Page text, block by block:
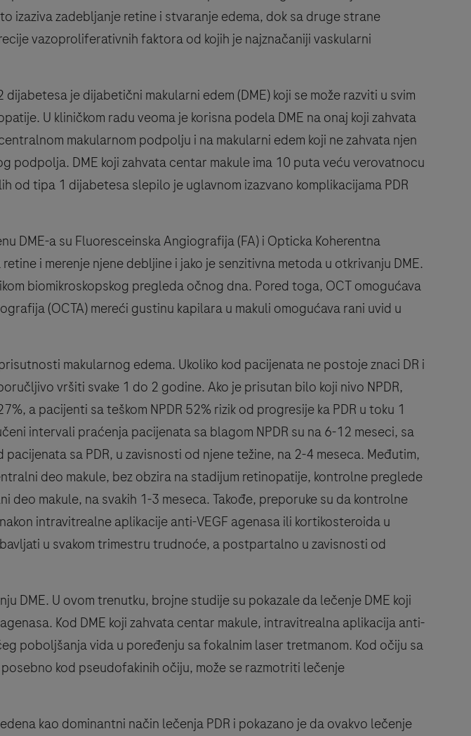
zadebljanje retine i stvaranje edema, dok sa druge strane
vazoproliferativnih faktora od kojih je najznačaniji vaskularni
je dijabetični makularni edem (DME) koji se može razviti u svim
U kliničkom radu veoma je korisna podela DME na onaj koji zahvata
makularnom podpolju i na makularni edem koji ne zahvata njen
DME koji zahvata centar makule ima 10 puta veću verovatnocu
od tipa 1 dijabetesa slepilo je uglavnom izazvano komplikacijama PDR
DME-a su Fluoresceinska Angiografija (FA) i Opticka Koherentna
i merenje njene debljine i jako je senzitivna metoda u otkrivanju DME.
biomikroskopskog pregleda očnog dna. Pored toga, OCT omogućava
(OCTA) mereći gustinu kapilara u makuli omogućava rani uvid u
makularnog edema. Ukoliko kod pacijenata ne postoje znaci DR i
vršiti svake 1 do 2 godine. Ako je prisutan bilo koji nivo NPDR,
a pacijenti sa teškom NPDR 52% rizik od progresije ka PDR u toku 1
intervali praćenja pacijenata sa blagom NPDR su na 6-12 meseci, sa
sa PDR, u zavisnosti od njene težine, na 2-4 meseca. Međutim,
deo makule, bez obzira na stadijum retinopatije, kontrolne preglede
makule, na svakih 1-3 meseca. Takođe, preporuke su da kontrolne
intravitrealne aplikacije anti-VEGF agenasa ili kortikosteroida u
u svakom trimestru trudnoće, a postpartalno u zavisnosti od
DME. U ovom trenutku, brojne studije su pokazale da lečenje DME koji
Kod DME koji zahvata centar makule, intravitrealna aplikacija anti-
poboljšanja vida u poređenju sa fokalnim laser tretmanom. Kod očiju sa
kod pseudofakinih očiju, može se razmotriti lečenje
kao dominantni način lečenja PDR i pokazano je da ovakvo lečenje